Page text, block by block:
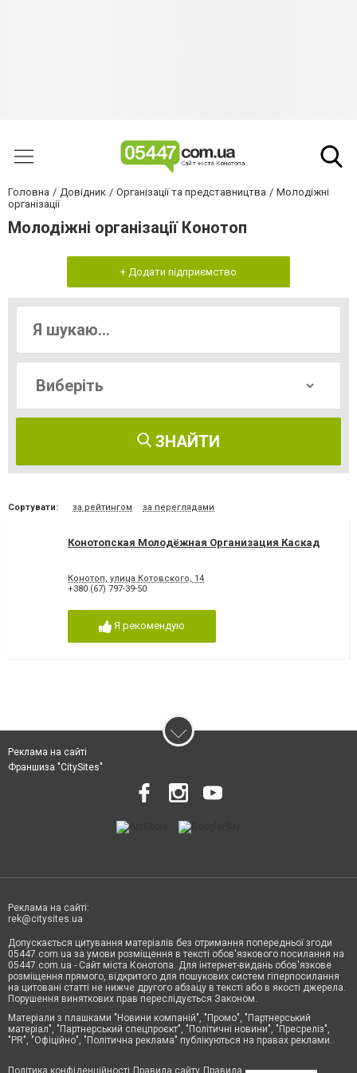
Головна Довідник Організації та представництва
Молодіжні
організації
Молодіжні організації Конотоп
+ Додати підприємство
ЗНАЙТИ
Сортувати: за рейтингом за переглядами
Конотопская Молодёжная Организация Каскад
Конотоп, улица Котовского, 14
+380 (67) 797-39-50
Я рекомендую
Реклама на сайті
Франшиза "CitySites"
Реклама на сайті:
rek@citysites.ua
Допускається цитування матеріалів без отримання попередньої згоди
05447.com.ua за умови розміщення в тексті обов'язкового посилання на
05447.com.ua - Сайт міста Конотопа. Для інтернет-видань обов'язкове
розміщення прямого, відкритого для пошукових систем гіперпосилання
на цитовані статті не нижче другого абзацу в тексті або в якості джерела.
Порушення виняткових прав переслідується Законом.
Матеріали з плашками "Новини компаній", "Промо", "Партнерський
матеріал", "Партнерський спецпроєкт", "Політичні новини", "Пресреліз",
"PR", "Офіційно", "Політична реклама" публікуються на правах реклами.
Політика конфіденційності Правила сайту Правила